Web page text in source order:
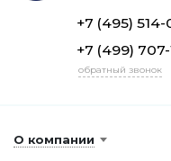
+7 (495) 514-
+7 (499) 707-
обратный звонок
О компании